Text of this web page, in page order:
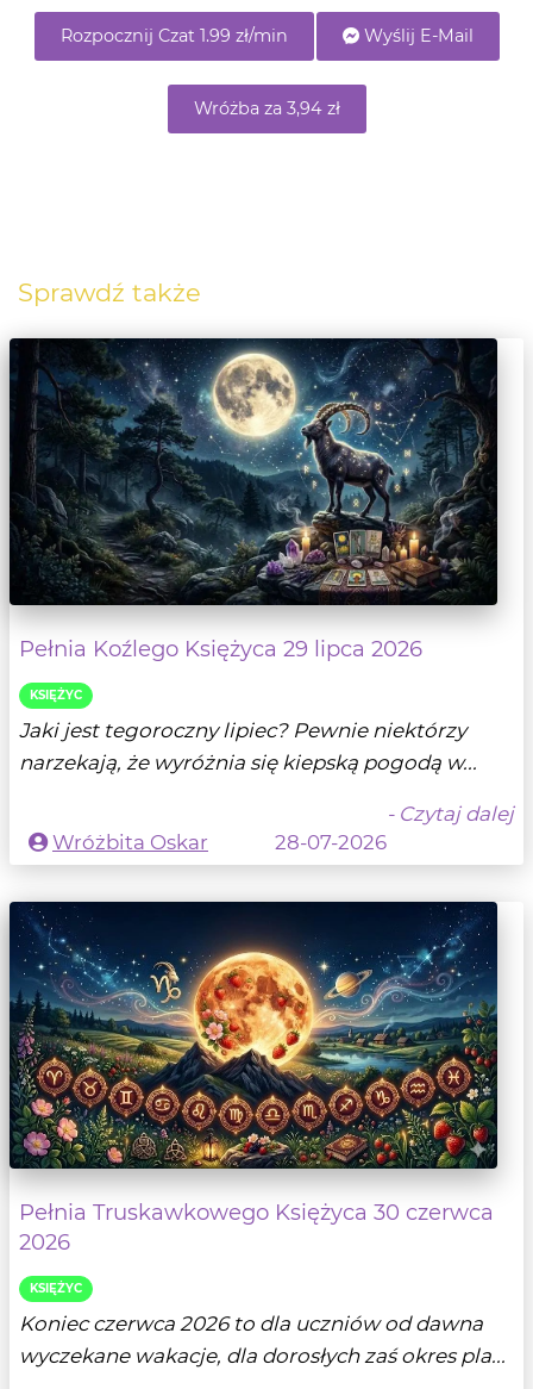
Rozpocznij Czat 1.99 zł/min Wyślij E-Mail
Wróżba za 3,94 zł
Sprawdź także
Pełnia Koźlego Księżyca 29 lipca 2026
KSIĘŻYC
Jaki jest tegoroczny lipiec? Pewnie niektórzy
narzekają, że wyróżnia się kiepską pogodą w...
- Czytaj dalej
Wróżbita Oskar
28-07-2026
Pełnia Truskawkowego Księżyca 30 czerwca
2026
KSIĘŻYC
Koniec czerwca 2026 to dla uczniów od dawna
wyczekane wakacje, dla dorosłych zaś okres pla...